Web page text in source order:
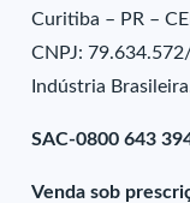
Curitiba – PR –
CNPJ:
Indústria
SAC-0800 643
Venda sob